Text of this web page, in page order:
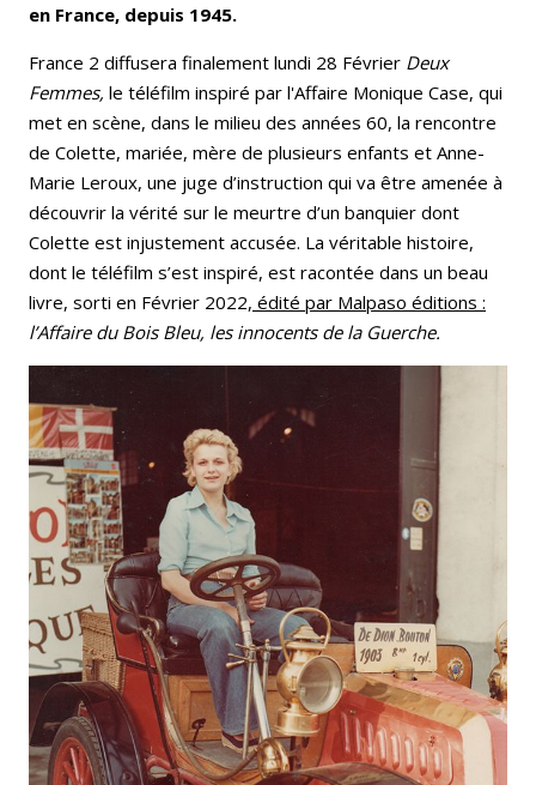
en France, depuis 1945.
France 2 diffusera finalement lundi 28 Février Deux
Femmes, le téléfilm inspiré par l'Affaire Monique Case, qui
met en scène, dans le milieu des années 60, la rencontre
de Colette, mariée, mère de plusieurs enfants et Anne-
Marie Leroux, une juge d’instruction qui va être amenée à
découvrir la vérité sur le meurtre d’un banquier dont
Colette est injustement accusée. La véritable histoire,
dont le téléfilm s’est inspiré, est racontée dans un beau
livre, sorti en Février 2022, édité par Malpaso éditions :
l’Affaire du Bois Bleu, les innocents de la Guerche.